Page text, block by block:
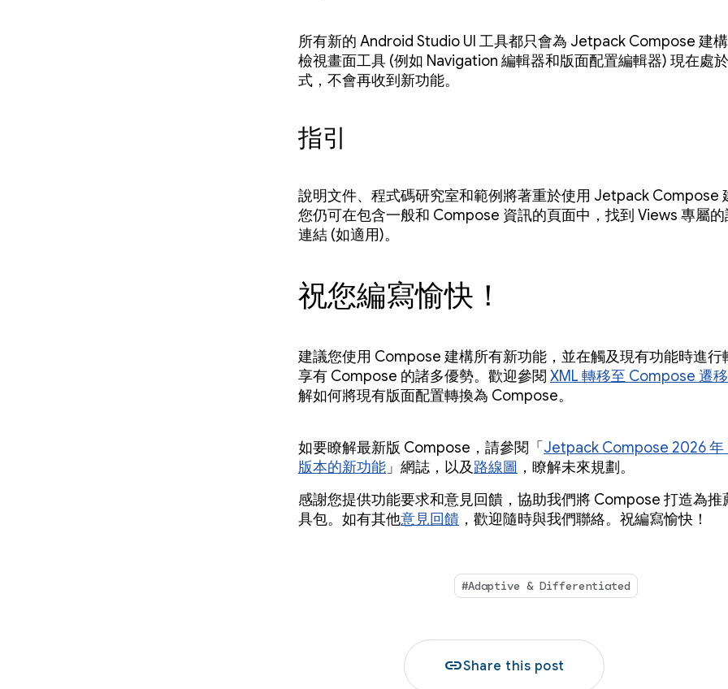
所有新的 Android Studio UI 工具都只會為 Jetpack Compose 建
檢視畫面工具 (例如 Navigation 編輯器和版面配置編輯器) 現在處
式，不會再收到新功能。
指引
說明文件、程式碼研究室和範例將著重於使用 Jetpack Compose
您仍可在包含一般和 Compose 資訊的頁面中，找到 Views 專屬
連結 (如適用)。
祝您編寫愉快！
建議您使用 Compose 建構所有新功能，並在觸及現有功能時進行
享有 Compose 的諸多優勢。歡迎參閱 XML 轉移至 Compose 遷
解如何將現有版面配置轉換為 Compose。
如要瞭解最新版 Compose，請參閱「 Jetpack Compose 2026 年
版本的新功能 」網誌，以及路線圖 ，瞭解未來規劃。
感謝您提供功能要求和意見回饋，協助我們將 Compose 打造為推
具包。如有其他意見回饋 ，歡迎隨時與我們聯絡。祝編寫愉快！
#Adaptive & Differentiated
linkShare this post